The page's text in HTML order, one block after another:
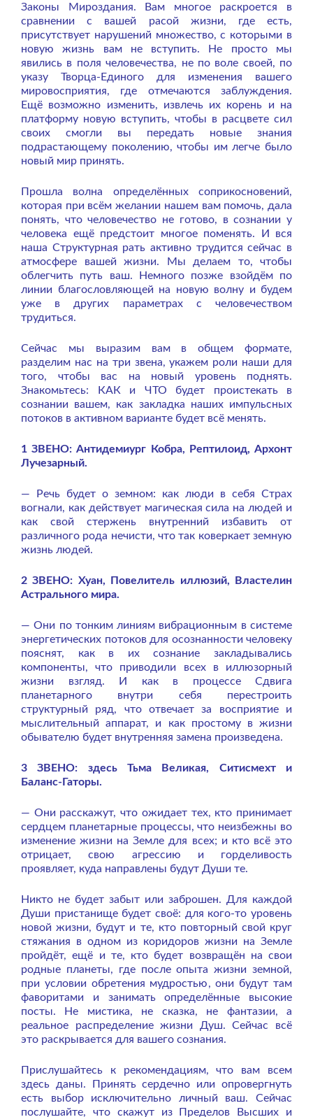
Законы Мироздания. Вам многое раскроется в
сравнении с вашей расой жизни, где есть,
присутствует нарушений множество, с которыми в
новую жизнь вам не вступить. Не просто мы
явились в поля человечества, не по воле своей, по
указу Творца-Единого для изменения вашего
мировосприятия, где отмечаются заблуждения.
Ещё возможно изменить, извлечь их корень и на
платформу новую вступить, чтобы в расцвете сил
своих смогли вы передать новые знания
подрастающему поколению, чтобы им легче было
новый мир принять.
Прошла волна определённых соприкосновений,
которая при всём желании нашем вам помочь, дала
понять, что человечество не готово, в сознании у
человека ещё предстоит многое поменять. И вся
наша Структурная рать активно трудится сейчас в
атмосфере вашей жизни. Мы делаем то, чтобы
облегчить путь ваш. Немного позже взойдём по
линии благословляющей на новую волну и будем
уже в других параметрах с человечеством
трудиться.
Сейчас мы выразим вам в общем формате,
разделим нас на три звена, укажем роли наши для
того, чтобы вас на новый уровень поднять.
Знакомьтесь: КАК и ЧТО будет проистекать в
сознании вашем, как закладка наших импульсных
потоков в активном варианте будет всё менять.
1 ЗВЕНО: Антидемиург Кобра, Рептилоид, Архонт
Лучезарный.
— Речь будет о земном: как люди в себя Страх
вогнали, как действует магическая сила на людей и
как свой стержень внутренний избавить от
различного рода нечисти, что так коверкает земную
жизнь людей.
2 ЗВЕНО: Хуан, Повелитель иллюзий, Властелин
Астрального мира.
— Они по тонким линиям вибрационным в системе
энергетических потоков для осознанности человеку
пояснят, как в их сознание закладывались
компоненты, что приводили всех в иллюзорный
жизни взгляд. И как в процессе Сдвига
планетарного внутри себя перестроить
структурный ряд, что отвечает за восприятие и
мыслительный аппарат, и как простому в жизни
обывателю будет внутренняя замена произведена.
3 ЗВЕНО: здесь Тьма Великая, Ситисмехт и
Баланс-Гаторы.
— Они расскажут, что ожидает тех, кто принимает
сердцем планетарные процессы, что неизбежны во
изменение жизни на Земле для всех; и кто всё это
отрицает, свою агрессию и горделивость
проявляет, куда направлены будут Души те.
Никто не будет забыт или заброшен. Для каждой
Души пристанище будет своё: для кого-то уровень
новой жизни, будут и те, кто повторный свой круг
стяжания в одном из коридоров жизни на Земле
пройдёт, ещё и те, кто будет возвращён на свои
родные планеты, где после опыта жизни земной,
при условии обретения мудростью, они будут там
фаворитами и занимать определённые высокие
посты. Не мистика, не сказка, не фантазии, а
реальное распределение жизни Душ. Сейчас всё
это раскрывается для вашего сознания.
Прислушайтесь к рекомендациям, что вам всем
здесь даны. Принять сердечно или опровергнуть
есть выбор исключительно личный ваш. Сейчас
послушайте, что скажут из Пределов Высших и